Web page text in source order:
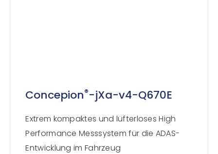
Concepion®-jXa-v4-Q670E
Extrem kompaktes und lüfterloses High
Performance Messsystem für die ADAS-
Entwicklung im Fahrzeug